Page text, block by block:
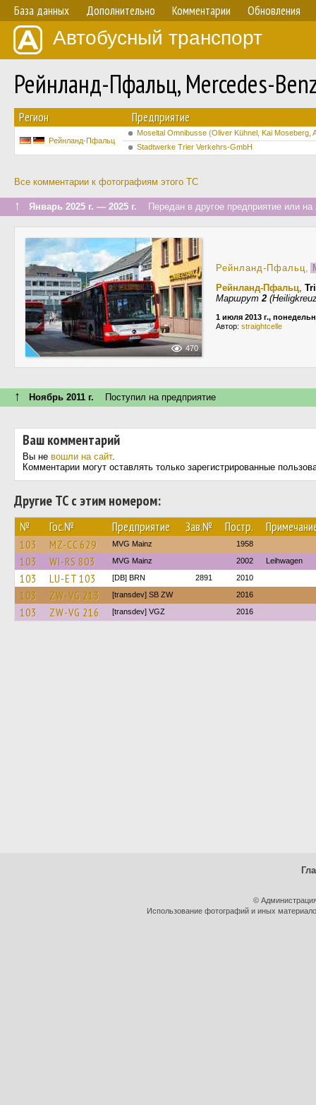
База данных Дополнительно Комментарии Обновления
Автобусный транспорт
Рейнланд-Пфальц, Mercedes-
Регион Предприятие
Рейнланд-Пфальц
Moseltal Omnibusse (Oliver Kühnel, Kai Moseberg,
Stadtwerke Trier Verkehrs-GmbH
Все комментарии к фотографиям этого ТС
↑ Январь 2025 г. — 2025 г. Передан в другое предприятие или на
470
Рейнланд-Пфальц,
Рейнланд-Пфальц,
Маршрут2
1 июля 2013 г.,
Автор: straightcelle
↑ Ноябрь 2011 г. Поступил на предприятие
Ваш комментарий
Вы не вошли на сайт.
Комментарии могут оставлять только зарегистрированные
Другие ТС с этим номером:
№ Гос.№ Предприятие Зав.№ Постр.
103 MZ-CC 629 MVG Mainz 1958
103 WI-RS 803 MVG Mainz 2002 Leihwagen
103 LU-ET 103 [DB] BRN 2891 2010
103 ZW-VG 213 [transdev] SB ZW 2016
103 ZW-VG 216 [transdev] VGZ 2016
©
Использование фотографий и иных